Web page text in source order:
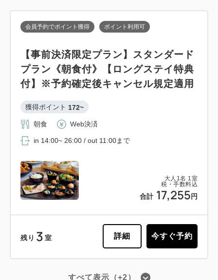
大人 1名 1室
税・手数料込
合計 17,255 円
会員予約でポイント獲得 ポイント利用可
【事前決済限定プラン】スタンダード
プラン《朝食付》【ロングステイ特典
付】※予約確定後キャンセル規定適用
獲得ポイント 172~
朝食 Web決済
in 14:00~ 26:00 / out 11:00まで
残り 3 室 詳細 今すぐ予約
すべて表示（+2）